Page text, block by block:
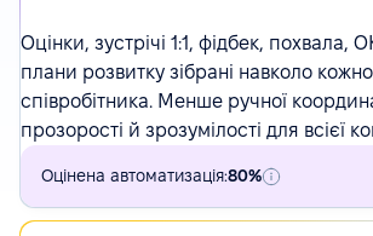
Оцінки, зустрічі 1:1, фідбек, похвала,
плани розвитку зібрані навколо
співробітника. Менше ручної
прозорості й зрозумілості для всієї
Оцінена автоматизація:80%